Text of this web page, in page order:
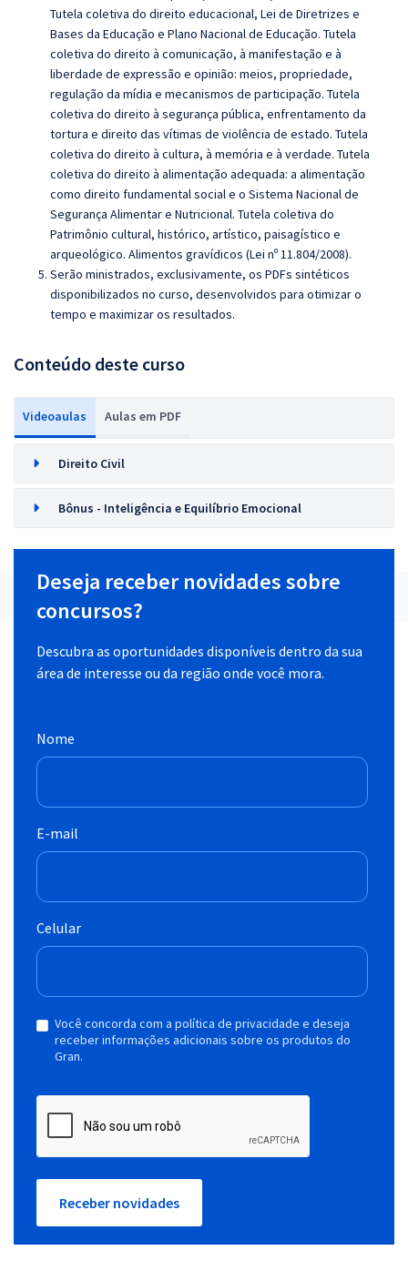
Tutela coletiva do direito educacional, Lei de Diretrizes e
Bases da Educação e Plano Nacional de Educação. Tutela
coletiva do direito à comunicação, à manifestação e à
liberdade de expressão e opinião: meios, propriedade,
regulação da mídia e mecanismos de participação. Tutela
coletiva do direito à segurança pública, enfrentamento da
tortura e direito das vítimas de violência de estado. Tutela
coletiva do direito à cultura, à memória e à verdade. Tutela
coletiva do direito à alimentação adequada: a alimentação
como direito fundamental social e o Sistema Nacional de
Segurança Alimentar e Nutricional. Tutela coletiva do
Patrimônio cultural, histórico, artístico, paisagístico e
arqueológico. Alimentos gravídicos (Lei nº 11.804/2008).
Serão ministrados, exclusivamente, os PDFs sintéticos
disponibilizados no curso, desenvolvidos para otimizar o
tempo e maximizar os resultados.
Conteúdo deste curso
Videoaulas Aulas em PDF
Direito Civil
Bônus - Inteligência e Equilíbrio Emocional
Deseja receber novidades sobre
concursos?
Descubra as oportunidades disponíveis dentro da sua
área de interesse ou da região onde você mora.
Nome
E-mail
Celular
Você concorda com a política de privacidade e deseja
receber informações adicionais sobre os produtos do
Gran.
Receber novidades